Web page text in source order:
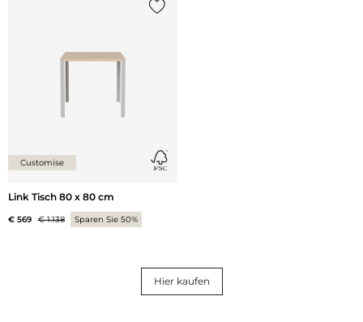
Customise
Link Tisch 80 x 80 cm
€ 569 € 1.138 Sparen Sie 50%
Hier kaufen